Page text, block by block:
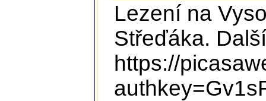
Lezení na
Střeďáka.
https://